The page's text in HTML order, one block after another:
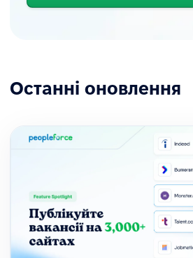
Останні оновлення